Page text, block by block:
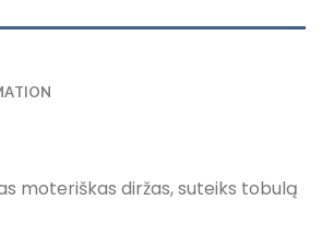
moteriškas diržas, suteiks tobulą